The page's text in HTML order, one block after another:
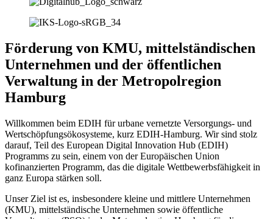
Förderung von KMU, mittelständischen
Unternehmen und der öffentlichen
Verwaltung in der Metropolregion
Hamburg
Willkommen beim EDIH für urbane vernetzte Versorgungs- und
Wertschöpfungsökosysteme, kurz EDIH-Hamburg. Wir sind stolz
darauf, Teil des European Digital Innovation Hub (EDIH)
Programms zu sein, einem von der Europäischen Union
kofinanzierten Programm, das die digitale Wettbewerbsfähigkeit in
ganz Europa stärken soll.
Unser Ziel ist es, insbesondere kleine und mittlere Unternehmen
(KMU), mittelständische Unternehmen sowie öffentliche